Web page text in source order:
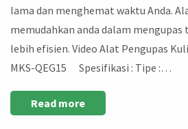
lama dan menghemat waktu Anda.
memudahkan anda dalam mengupas
lebih efisien. Video Alat Pengupas
MKS-QEG15 Spesifikasi : Tipe :…
Read more